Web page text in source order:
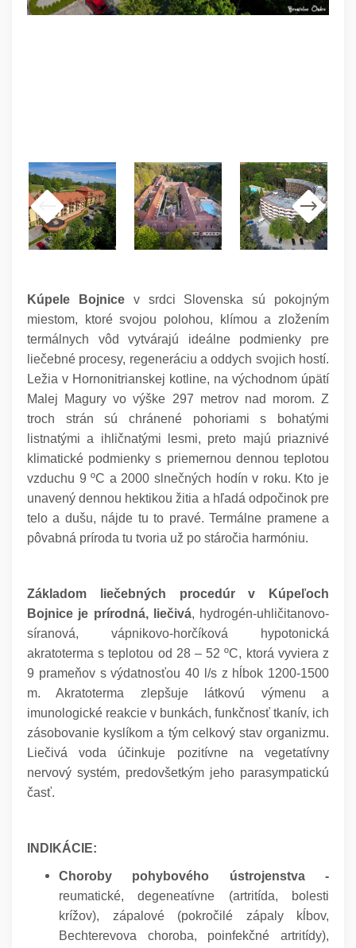
Kúpele Bojnice v srdci Slovenska sú pokojným
miestom, ktoré svojou polohou, klímou a zložením
termálnych vôd vytvárajú ideálne podmienky pre
liečebné procesy, regeneráciu a oddych svojich hostí.
Ležia v Hornonitrianskej kotline, na východnom úpätí
Malej Magury vo výške 297 metrov nad morom. Z
troch strán sú chránené pohoriami s bohatými
listnatými a ihličnatými lesmi, preto majú priaznivé
klimatické podmienky s priemernou dennou teplotou
vzduchu 9 ºC a 2000 slnečných hodín v roku. Kto je
unavený dennou hektikou žitia a hľadá odpočinok pre
telo a dušu, nájde tu to pravé. Termálne pramene a
pôvabná príroda tu tvoria už po stáročia harmóniu.
Základom liečebných procedúr v Kúpeľoch
Bojnice je prírodná, liečivá, hydrogén-uhličitanovo-
síranová, vápnikovo-horčíková hypotonická
akratoterma s teplotou od 28 – 52 ºC, ktorá vyviera z
9 prameňov s výdatnosťou 40 l/s z hĺbok 1200-1500
m. Akratoterma zlepšuje látkovú výmenu a
imunologické reakcie v bunkách, funkčnosť tkanív, ich
zásobovanie kyslíkom a tým celkový stav organizmu.
Liečivá voda účinkuje pozitívne na vegetatívny
nervový systém, predovšetkým jeho parasympatickú
časť.
INDIKÁCIE:
Choroby pohybového ústrojenstva -
reumatické, degeneatívne (artritída, bolesti
krížov), zápalové (pokročilé zápaly kĺbov,
Bechterevova choroba, poinfekčné artritídy),